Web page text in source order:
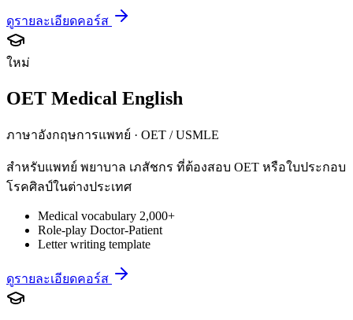
ดูรายละเอียดคอร์ส
ใหม่
OET Medical English
ภาษาอังกฤษการแพทย์ · OET / USMLE
สำหรับแพทย์ พยาบาล เภสัชกร ที่ต้องสอบ OET หรือใบประกอบ
โรคศิลป์ในต่างประเทศ
Medical vocabulary 2,000+
Role-play Doctor-Patient
Letter writing template
ดูรายละเอียดคอร์ส